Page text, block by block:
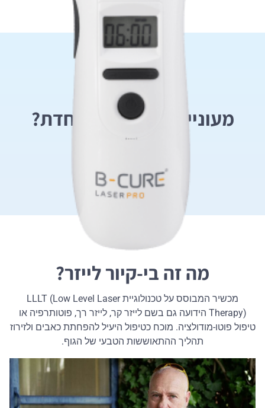
מעוניינים בהטבה מיוחדת?
מה זה בי-קיור לייזר?
מכשיר המבוסס על טכנולוגיית LLLT (Low Level Laser
Therapy) הידועה גם בשם לייזר קר, לייזר רך, פוטותרפיה או
טיפול פוטו-מודולציה. מוכח כטיפול היעיל להפחתת כאבים ולזירוז
תהליך ההתאוששות הטבעי של הגוף.